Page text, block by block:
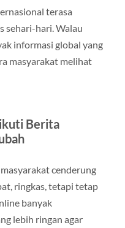
terasa
sehari-hari. Walau
informasi global yang
masyarakat melihat
Berita
cenderung
ringkas, tetapi tetap
banyak
lebih ringan agar